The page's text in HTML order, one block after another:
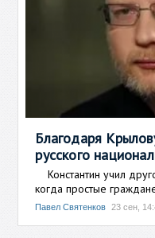
Благодаря
русского
Константин учил
когда простые
Павел Святенков 23 сен,